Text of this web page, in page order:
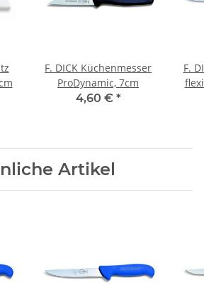
F. DICK Küchenmesser
ProDynamic, 7cm
4,60 € *
F.
Artikel